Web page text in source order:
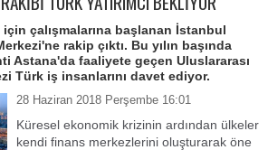
çalışmalarına başlanan İstanbul
rakip çıktı. Bu yılın başında
Astana'da faaliyete geçen Uluslararası
Türk iş insanlarını davet ediyor.
28 Haziran 2018 Perşembe 16:01
Küresel ekonomik krizinin ardından ülkeler
kendi finans merkezlerini oluşturarak öne